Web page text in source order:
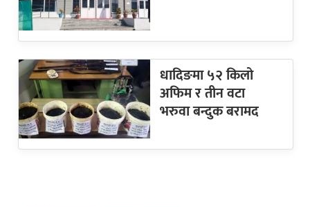
धादिङमा ५२ किलो
अफिम र तीन वटा
भरुवा बन्दुक बरामद